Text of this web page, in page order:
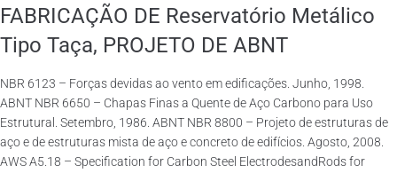
FABRICAÇÃO DE Reservatório Metálico
Tipo Taça, PROJETO DE ABNT
NBR 6123 – Forças devidas ao vento em edificações. Junho, 1998.
ABNT NBR 6650 – Chapas Finas a Quente de Aço Carbono para Uso
Estrutural. Setembro, 1986. ABNT NBR 8800 – Projeto de estruturas de
aço e de estruturas mista de aço e concreto de edifícios. Agosto, 2008.
AWS A5.18 – Specification for Carbon Steel ElectrodesandRods for